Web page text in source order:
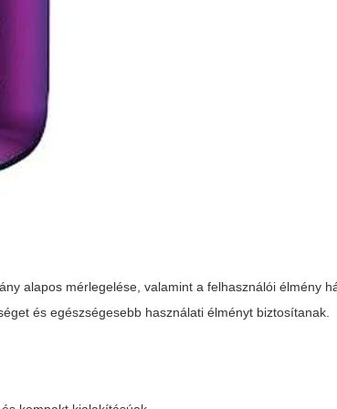
alapos mérlegelése, valamint a felhasználói élmény
és egészségesebb használati élményt biztosítanak.